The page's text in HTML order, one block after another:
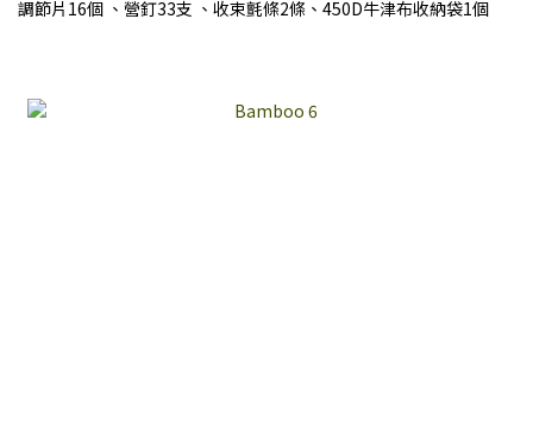
調節片16個 、營釘33支 、收束氈條2條、450D牛津布收納袋1個